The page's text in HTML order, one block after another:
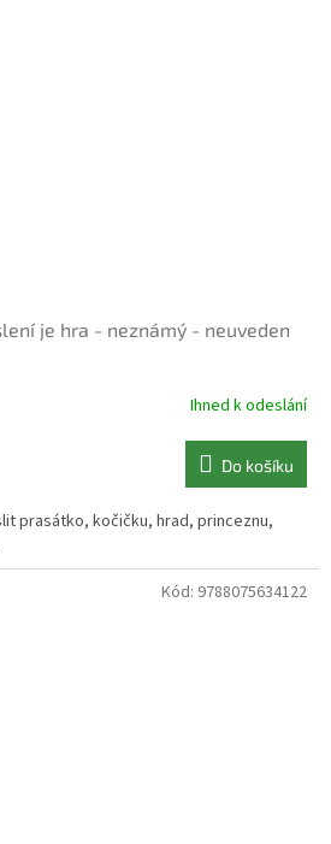
je hra - neznámý - neuveden
Ihned k odeslání
Do košíku
prasátko, kočičku, hrad, princeznu,
Kód: 9788075634122